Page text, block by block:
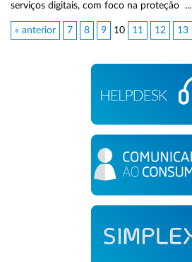
serviços digitais, com foco na proteção ...
« anterior 7 8 9 10 11 12 13